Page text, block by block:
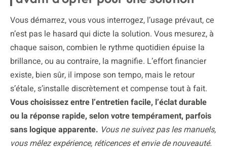
Vous démarrez, vous vous interrogez, l’usage prévaut, ce
n’est pas le hasard qui dicte la solution. Vous mesurez, à
chaque saison, combien le rythme quotidien épuise la
brillance, ou au contraire, la magnifie. L’effort financier
existe, bien sûr, il impose son tempo, mais le retour
s’étale, s’installe discrètement et compense tout à fait.
Vous choisissez entre l’entretien facile, l’éclat durable
ou la réponse rapide, selon votre tempérament, parfois
sans logique apparente. Vous ne suivez pas les manuels,
vous mêlez expérience, réticences et envie de nouveauté.